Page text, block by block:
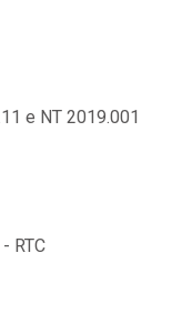
e NT 2019.001
RTC